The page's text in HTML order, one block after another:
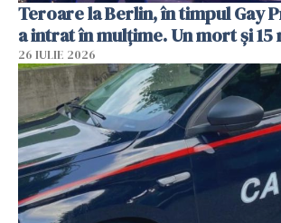
Teroare la Berlin, în timpul Gay
a intrat în mulțime. Un mort și 15
26 IULIE 2026